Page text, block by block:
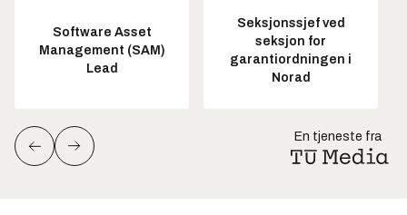
Software Asset
Management (SAM)
Lead
Seksjonssjef ved
seksjon for
garantiordningen i
Norad
En tjeneste fra